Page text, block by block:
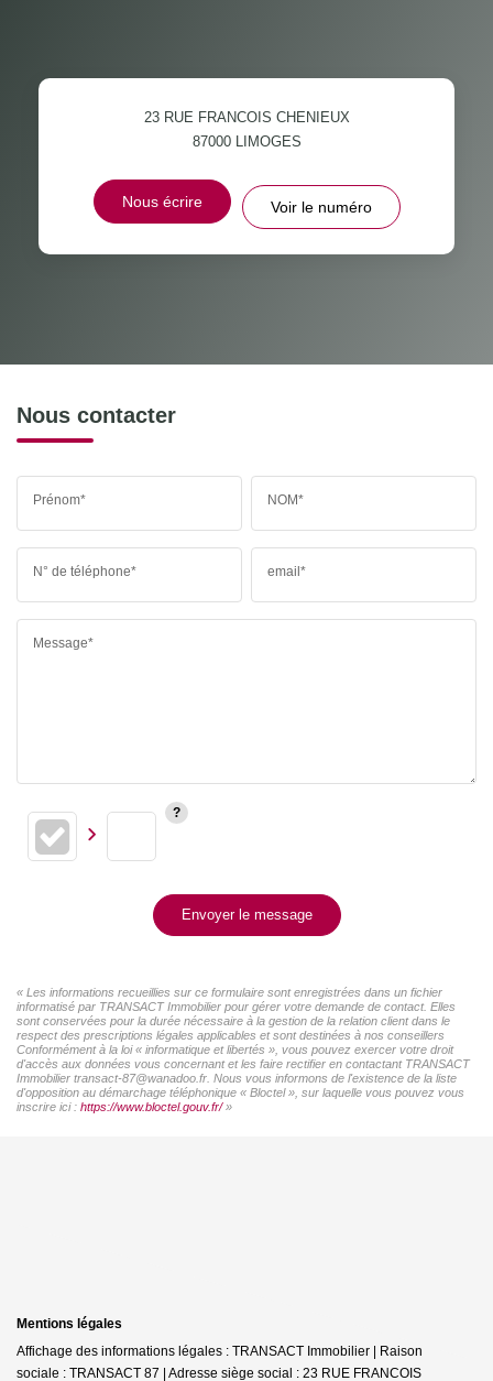
23 RUE FRANCOIS CHENIEUX
87000 LIMOGES
Nous écrire Voir le numéro
Nous contacter
Prénom* NOM*
N° de téléphone* email*
Message*
Envoyer le message
« Les informations recueillies sur ce formulaire sont enregistrées dans un fichier
informatisé par TRANSACT Immobilier pour gérer votre demande de contact. Elles
sont conservées pour la durée nécessaire à la gestion de la relation client dans le
respect des prescriptions légales applicables et sont destinées à nos conseillers
Conformément à la loi « informatique et libertés », vous pouvez exercer votre droit
d'accès aux données vous concernant et les faire rectifier en contactant TRANSACT
Immobilier transact-87@wanadoo.fr. Nous vous informons de l'existence de la liste
d'opposition au démarchage téléphonique « Bloctel », sur laquelle vous pouvez vous
inscrire ici : https://www.bloctel.gouv.fr/»
Mentions légales
Affichage des informations légales : TRANSACT Immobilier | Raison
sociale : TRANSACT 87 | Adresse siège social : 23 RUE FRANCOIS